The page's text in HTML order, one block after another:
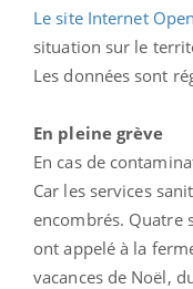
Le site Internet
situation sur le
Les données sont
En pleine grève
En cas de
Car les services
encombrés. Quatre
ont appelé à la
vacances de Noël,